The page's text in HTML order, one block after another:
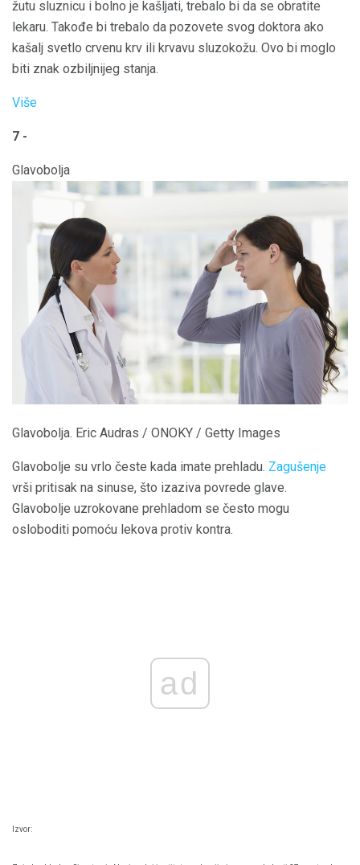
žutu sluznicu i bolno je kašljati, trebalo bi da se obratite
lekaru. Takođe bi trebalo da pozovete svog doktora ako
kašalj svetlo crvenu krv ili krvavu sluzokožu. Ovo bi moglo
biti znak ozbiljnijeg stanja.
Više
7 -
Glavobolja
Glavobolja. Eric Audras / ONOKY / Getty Images
Glavobolje su vrlo česte kada imate prehladu. Zagušenje
vrši pritisak na sinuse, što izaziva povrede glave.
Glavobolje uzrokovane prehladom se često mogu
osloboditi pomoću lekova protiv kontra.
ad
Izvor: